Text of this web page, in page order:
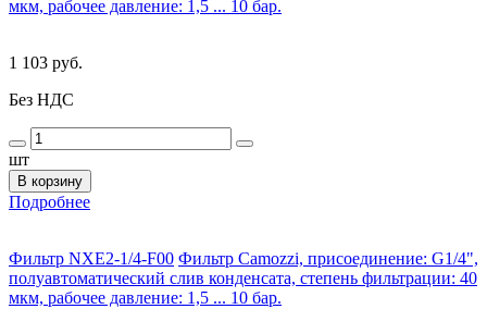
мкм, рабочее давление: 1,5 ... 10 бар.
1 103 руб.
Без НДС
шт
В корзину
Подробнее
Фильтр NXE2-1/4-F00 Фильтр Camozzi, присоединение: G1/4",
полуавтоматический слив конденсата, степень фильтрации: 40
мкм, рабочее давление: 1,5 ... 10 бар.